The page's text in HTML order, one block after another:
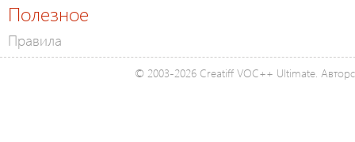
Полезное
Правила
© 2003-2026 Creatiff VOC++ Ultimate.